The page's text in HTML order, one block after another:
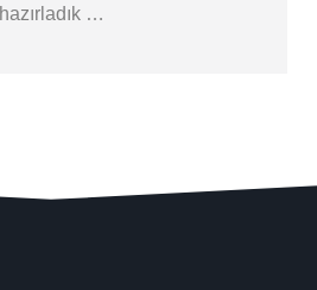
hazırladık …